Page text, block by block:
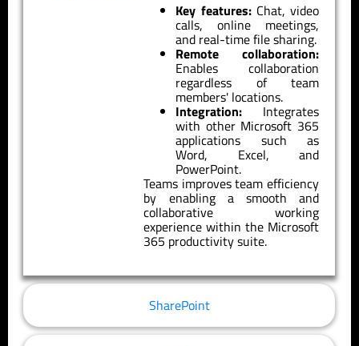
SharePoint
Key features:Chat, video
calls, online meetings,
and real-time file sharing.
Remote collaboration:
Enables collaboration
regardless of team
members' locations.
Integration: Integrates
with other Microsoft 365
applications such as
Word, Excel, and
PowerPoint.
Teams improves team efficiency
by enabling a smooth and
collaborative working
experience within the Microsoft
365 productivity suite.